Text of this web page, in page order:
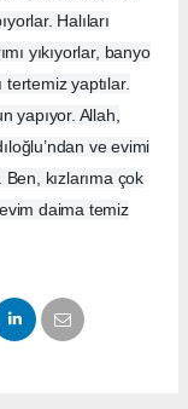
Halıları
yıkıyorlar, banyo
yaptılar.
yapıyor. Allah,
ve evimi
kızlarıma çok
daima temiz